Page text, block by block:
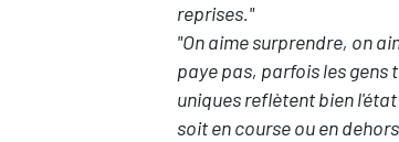
reprises."
"On aime surprendre, on
paye pas, parfois les gens
uniques reflètent bien
soit en course ou en